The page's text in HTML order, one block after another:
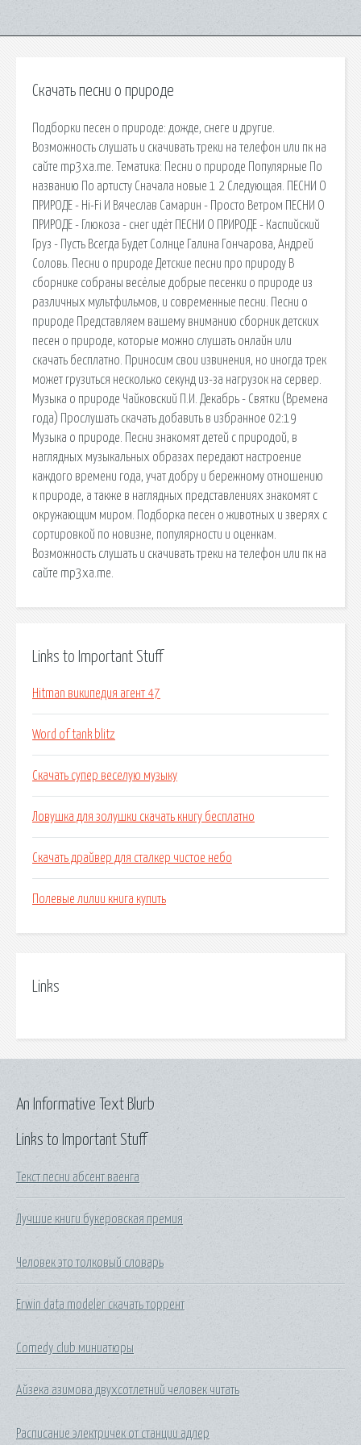
Скачать песни о природе
Подборки песен о природе: дожде, снеге и другие.
Возможность слушать и скачивать треки на телефон или пк на
сайте mp3xa.me. Тематика: Песни о природе Популярные По
названию По артисту Сначала новые 1 2 Следующая. ПЕСНИ О
ПРИРОДЕ - Hi-Fi И Вячеслав Самарин - Просто Ветром ПЕСНИ О
ПРИРОДЕ - Глюкоза - снег идёт ПЕСНИ О ПРИРОДЕ - Каспийский
Груз - Пусть Всегда Будет Солнце Галина Гончарова, Андрей
Соловь. Песни о природе Детские песни про природу В
сборнике собраны весёлые добрые песенки о природе из
различных мультфильмов, и современные песни. Песни о
природе Представляем вашему вниманию сборник детских
песен о природе, которые можно слушать онлайн или
скачать бесплатно. Приносим свои извинения, но иногда трек
может грузиться несколько секунд из-за нагрузок на сервер.
Музыка о природе Чайковский П.И. Декабрь - Святки (Времена
года) Прослушать скачать добавить в избранное 02:19
Музыка о природе. Песни знакомят детей с природой, в
наглядных музыкальных образах передают настроение
каждого времени года, учат добру и бережному отношению
к природе, а также в наглядных представлениях знакомят с
окружающим миром. Подборка песен о животных и зверях с
сортировкой по новизне, популярности и оценкам.
Возможность слушать и скачивать треки на телефон или пк на
сайте mp3xa.me.
Links to Important Stuff
Hitman википедия агент 47
Word of tank blitz
Скачать супер веселую музыку
Ловушка для золушки скачать книгу бесплатно
Скачать драйвер для сталкер чистое небо
Полевые лилии книга купить
Links
Links to Important Stuff
Текст песни абсент ваенга
Лучшие книги букеровская премия
Человек это толковый словарь
Erwin data modeler скачать торрент
Comedy club миниатюры
Айзека азимова двухсотлетний человек читать
Расписание электричек от станции адлер
An Informative Text Blurb